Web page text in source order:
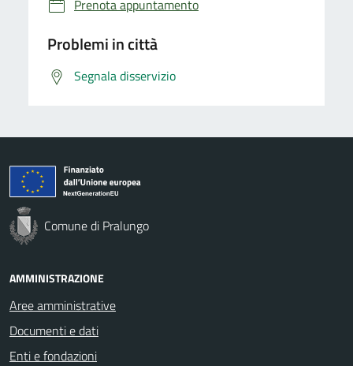
Prenota appuntamento
Problemi in città
Segnala disservizio
Comune di Pralungo
AMMINISTRAZIONE
Aree amministrative
Documenti e dati
Enti e fondazioni